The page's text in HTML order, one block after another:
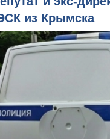
из Крымска